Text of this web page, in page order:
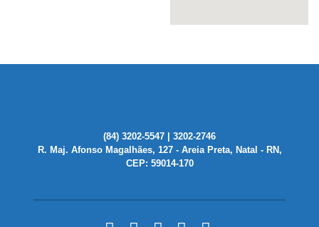
(84) 3202-5547 | 3202-2746
R. Maj. Afonso Magalhães, 127 - Areia Preta, Natal - RN,
CEP: 59014-170